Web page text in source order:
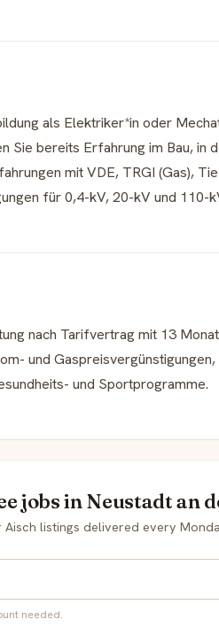
als Elektriker*in oder
Sie bereits Erfahrung im Bau, in
mit VDE, TRGI (Gas),
für 0,4-kV, 20-kV und 110-
nach Tarifvertrag mit 13
und
und Sportprogramme.
jobs in Neustadt an
listings delivered every
needed.